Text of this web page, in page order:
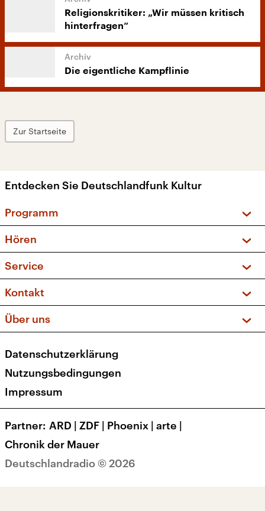
Religionskritiker: „Wir müssen kritisch
hinterfragen“
Die eigentliche Kampflinie
Zur Startseite
Entdecken Sie Deutschlandfunk Kultur
Programm
Sendungen und Podcasts
Musikliste
Kakadu – Das Kinderprogramm
Hören
Frequenzen (UKW + DAB+)
Service
FAQ
Apps
Newsletter
Veranstaltungen
Kontakt
Social Media
Über uns
Presse
Karriere
Transparenz
Deutschlandradio © 2026
Datenschutzerklärung
Nutzungsbedingungen
Impressum
Partner ARD | ZDF | Phoenix | arte |
Chronik der Mauer